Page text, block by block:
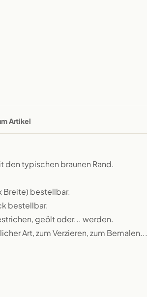
Artikel
den typischen braunen Rand.
Breite) bestellbar.
bestellbar.
geölt oder... werden.
Art, zum Verzieren, zum Bemalen...